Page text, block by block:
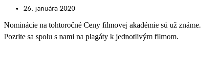
26. januára 2020
Nominácie na tohtoročné Ceny filmovej akadémie sú už známe.
Pozrite sa spolu s nami na plagáty k jednotlivým filmom.